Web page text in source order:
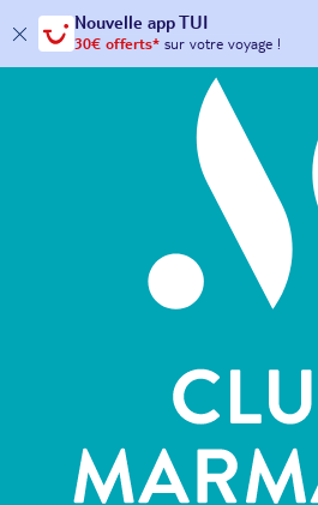
Nouvelle app TUI
30€ offerts*sur votre voyage !
avec le code :HAPPYAPP
Hôtels & Clubs